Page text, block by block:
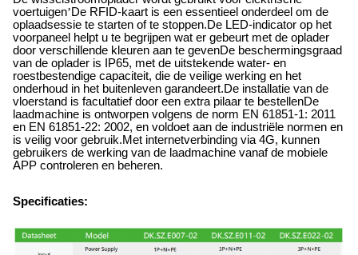
voertuigen’De RFID-kaart is een essentieel onderdeel om de
oplaadsessie te starten of te stoppen.De LED-indicator op het
voorpaneel helpt u te begrijpen wat er gebeurt met de oplader
door verschillende kleuren aan te gevenDe beschermingsgraad
van de oplader is IP65, met de uitstekende water- en
roestbestendige capaciteit, die de veilige werking en het
onderhoud in het buitenleven garandeert.De installatie van de
vloerstand is facultatief door een extra pilaar te bestellenDe
laadmachine is ontworpen volgens de norm EN 61851-1: 2011
en EN 61851-22: 2002, en voldoet aan de industriële normen en
is veilig voor gebruik.Met internetverbinding via 4G, kunnen
gebruikers de werking van de laadmachine vanaf de mobiele
APP controleren en beheren.
Specificaties: